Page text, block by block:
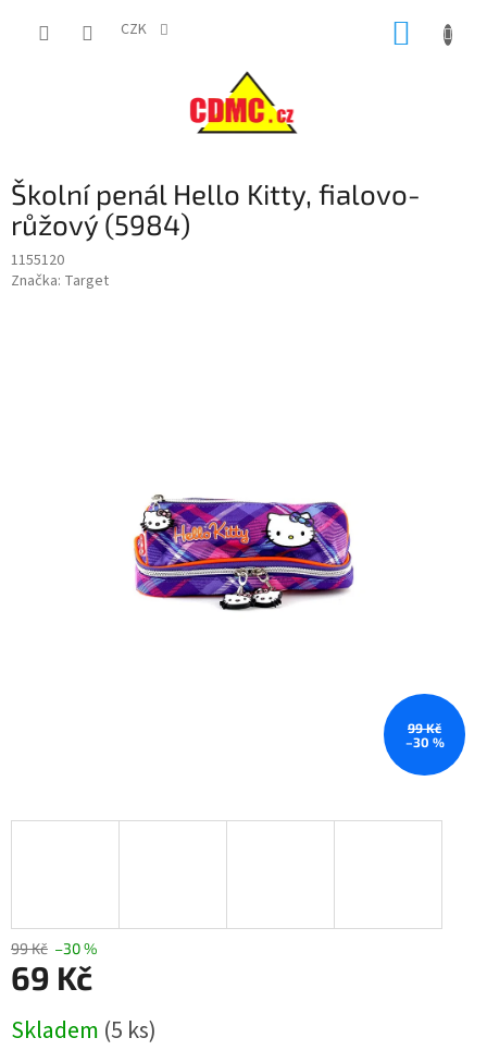
CZK
Školní penál Hello Kitty, fialovo-
růžový (5984)
1155120
Značka: Target
99 Kč
–30 %
99 Kč –30 %
69 Kč
cena:
Skladem (5 ks)